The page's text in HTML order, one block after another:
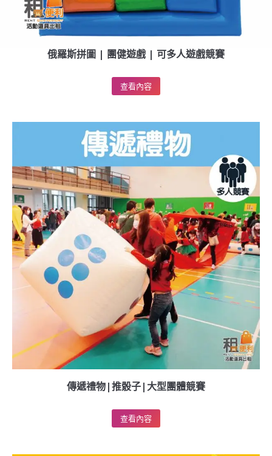
俄羅斯拼圖 | 團健遊戲 | 可多人遊戲競賽
查看內容
傳遞禮物|推骰子|大型團體競賽
查看內容